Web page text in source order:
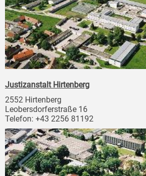
Justizanstalt Hirtenberg
2552 Hirtenberg
Leobersdorferstraße 16
Telefon: +43 2256 81192